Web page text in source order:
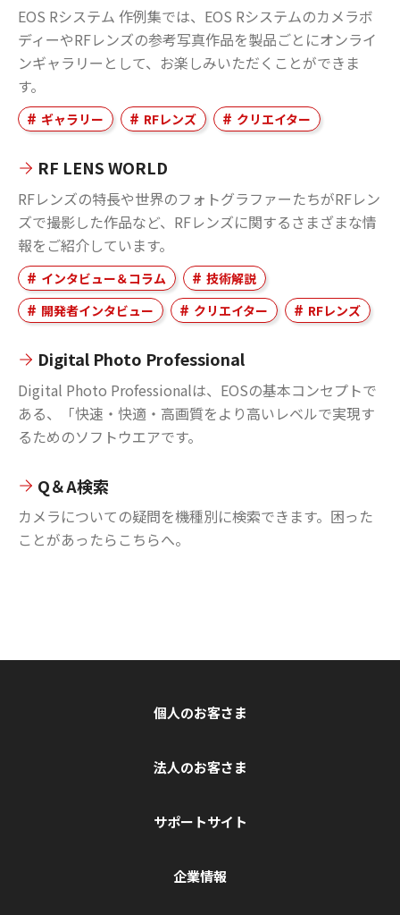
EOS Rシステム 作例集では、EOS Rシステムのカメラボ
ディーやRFレンズの参考写真作品を製品ごとにオンライ
ンギャラリーとして、お楽しみいただくことができま
す。
ギャラリー RFレンズ クリエイター
RF LENS WORLD
RFレンズの特長や世界のフォトグラファーたちがRFレン
ズで撮影した作品など、RFレンズに関するさまざまな情
報をご紹介しています。
インタビュー＆コラム
技術解説
開発者インタビュー
クリエイター RFレンズ
Digital Photo Professional
Digital Photo Professionalは、EOSの基本コンセプトで
ある、「快速・快適・高画質をより高いレベルで実現す
るためのソフトウエアです。
Q＆A検索
カメラについての疑問を機種別に検索できます。困った
ことがあったらこちらへ。
個人のお客さま
法人のお客さま
サポートサイト
企業情報